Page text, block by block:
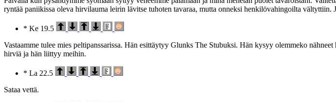
ryntää paniikissa oleva hirvilauma leirin lävitse tuhoten tavaraa, mutta onneksi henkilövahingoilta vältyttiin.
* Ke 19.5
Vastaamme tulee mies peltipanssarissa. Hän esittäytyy Glunks The Stubuksi. Hän kysyy olemmeko
hirviä ja hän liittyy meihin.
* La 22.5
Sataa vettä.